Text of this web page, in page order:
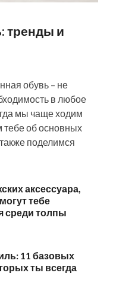
тренды и
обувь – не
в любое
мы чаще ходим
об основных
поделимся
аксессуара,
тебе
среди толпы
11 базовых
ты всегда